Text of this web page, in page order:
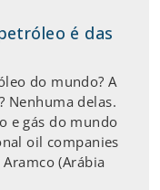
é das
do mundo? A
Nenhuma delas.
e gás do mundo
oil companies
(Arábia